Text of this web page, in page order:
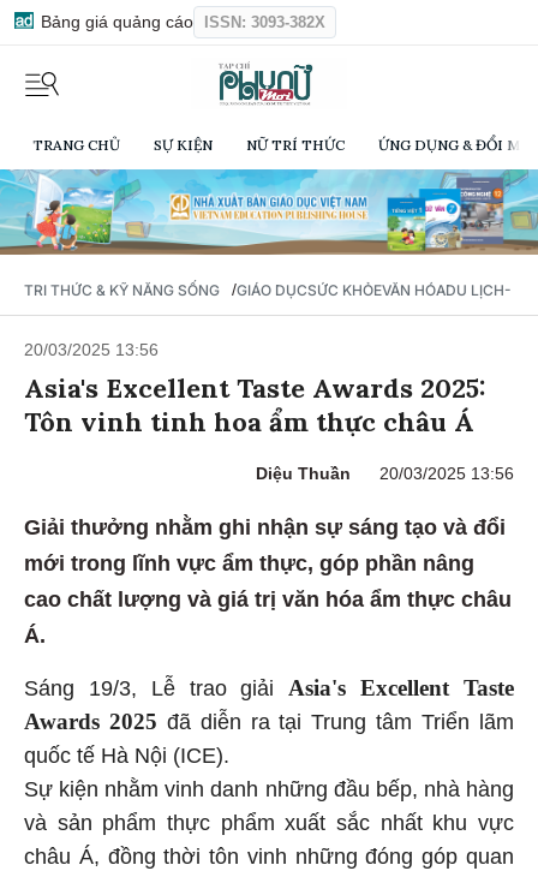
Bảng giá quảng cáo ISSN: 3093-382X
TRANG CHỦ SỰ KIỆN NỮ TRÍ THỨC ỨNG DỤNG & ĐỔI
TRI THỨC & KỸ NĂNG SỐNG /GIÁO DỤCSỨC KHỎEVĂN HÓADU LỊCH-
20/03/2025 13:56
Asia's Excellent Taste Awards 2025:
Tôn vinh tinh hoa ẩm thực châu Á
Diệu Thuần 20/03/2025 13:56
Giải thưởng nhằm ghi nhận sự sáng tạo và đổi
mới trong lĩnh vực ẩm thực, góp phần nâng
cao chất lượng và giá trị văn hóa ẩm thực châu
Á.
Sáng 19/3, Lễ trao giảiAsia's Excellent Taste
Awards 2025 đã diễn ra tại Trung tâm Triển lãm
quốc tế Hà Nội (ICE).
Sự kiện nhằm vinh danh những đầu bếp, nhà hàng
và sản phẩm thực phẩm xuất sắc nhất khu vực
châu Á, đồng thời tôn vinh những đóng góp quan